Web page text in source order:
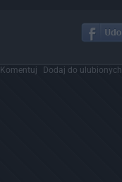
Komentuj Dodaj do ulubionych